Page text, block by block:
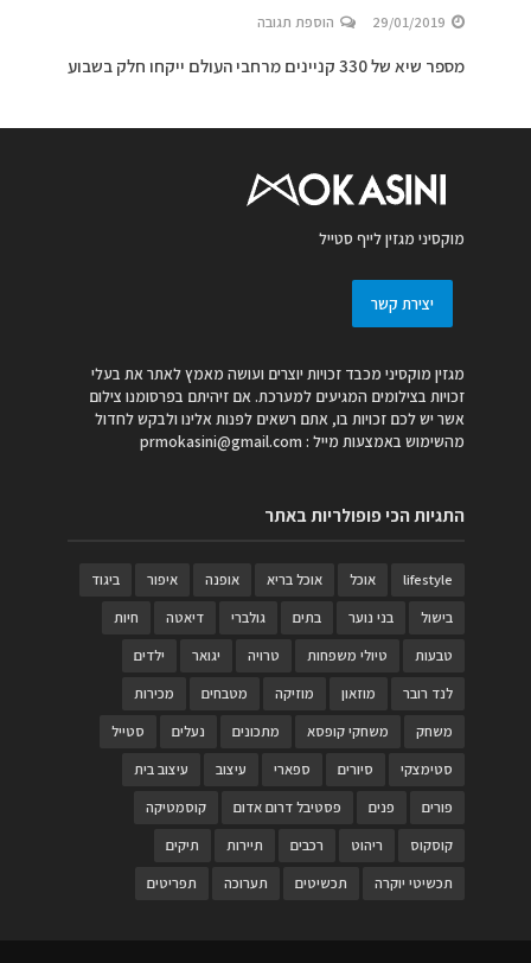
29/01/2019 הוספת תגובה
מספר שיא של 330 קניינים מרחבי העולם ייקחו חלק בשבוע
מוקסיני מגזין לייף סטייל
יצירת קשר
מגזין מוקסיני מכבד זכויות יוצרים ועושה מאמץ לאתר את בעלי
זכויות בצילומים המגיעים למערכת. אם זיהיתם בפרסומנו צילום
אשר יש לכם זכויות בו, אתם רשאים לפנות אלינו ולבקש לחדול
מהשימוש באמצעות מייל : prmokasini@gmail.com
התגיות הכי פופולריות באתר
lifestyle אוכל אוכל בריא אופנה איפור
ביגוד
בישול
בני נוער בתים גולברי דיאטה
חיות
טבעות
טיולי משפחות טרויה יגואר
ילדים
לנד רובר
מוזאון מוזיקה מטבחים
מכירות
משחק
משחקי קופסא מתכונים נעלים
סטייל
סטימצקי
סיורים ספארי עיצוב
עיצוב בית
פורים
פנים פסטיבל דרום אדום
קוסמטיקה
קוסקוס
ריהוט רכבים תיירות
תיקים
תכשיטי יוקרה
תכשיטים תערוכה תפריטים